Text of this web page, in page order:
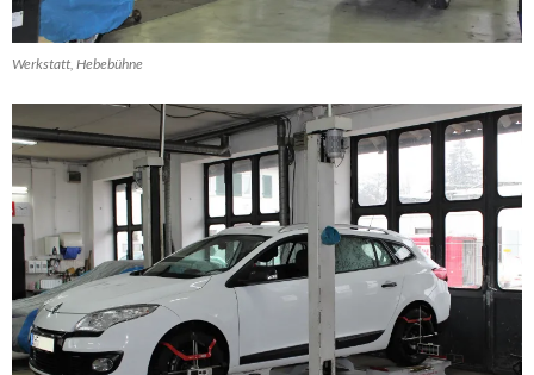
Werkstatt, Hebebühne